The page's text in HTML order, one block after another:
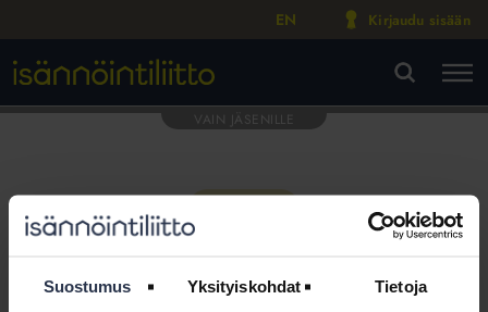
Suostumus Yksityiskohdat Tietoja
EN Kirjaudu sisään